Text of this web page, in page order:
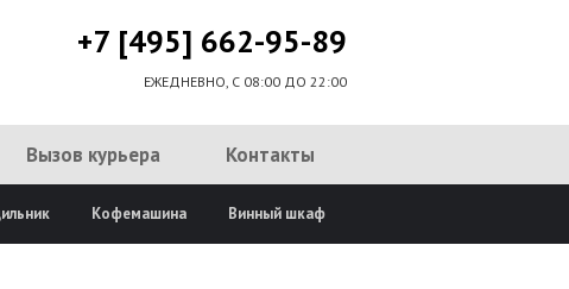
+7 [495] 662-95-89
ЕЖЕДНЕВНО, С 08:00 ДО 22:00
Вызов курьера Контакты
Кофемашина Винный шкаф